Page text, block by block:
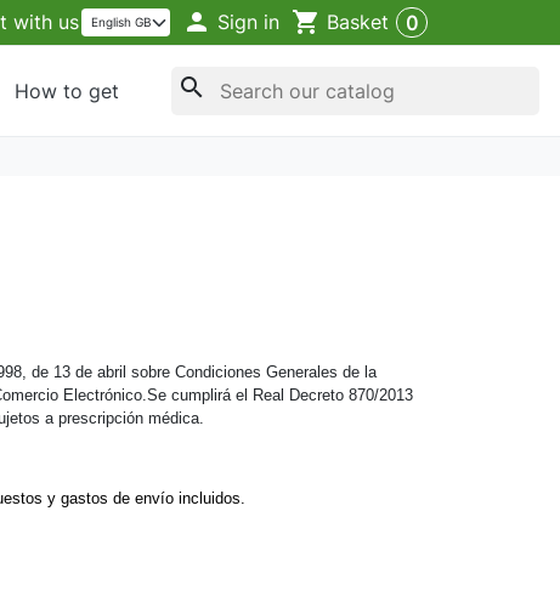
with us  Sign in shopping_cart Basket 0
How to get search
de 13 de abril sobre Condiciones Generales de la
Electrónico.Se cumplirá el Real Decreto 870/2013
a prescripción médica.
y gastos de envío incluidos.